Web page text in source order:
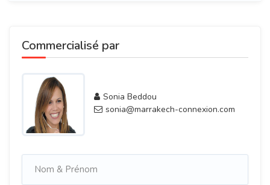
Commercialisé par
Sonia Beddou
sonia@marrakech-connexion.com